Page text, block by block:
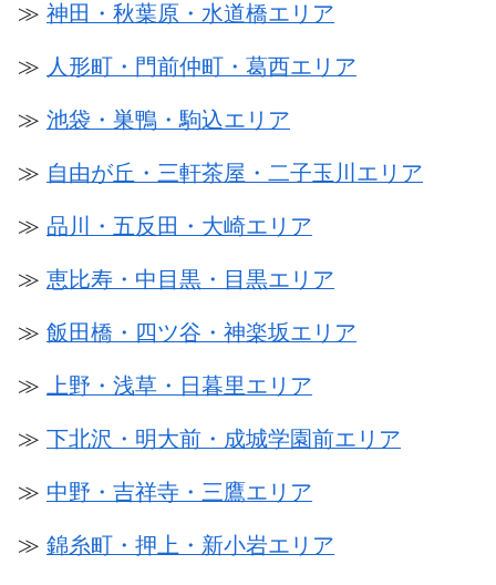
≫ 神田・秋葉原・水道橋エリア
≫ 人形町・門前仲町・葛西エリア
≫ 池袋・巣鴨・駒込エリア
≫ 自由が丘・三軒茶屋・二子玉川エリア
≫ 品川・五反田・大崎エリア
≫ 恵比寿・中目黒・目黒エリア
≫ 飯田橋・四ツ谷・神楽坂エリア
≫ 上野・浅草・日暮里エリア
≫ 下北沢・明大前・成城学園前エリア
≫ 中野・吉祥寺・三鷹エリア
≫ 錦糸町・押上・新小岩エリア